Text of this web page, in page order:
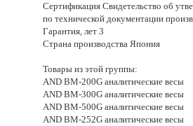
Сертификация Свидетельство об
по технической документации
Гарантия, лет 3
Страна производства Япония
Товары из этой группы:
AND BM-200G аналитические весы
AND BM-300G аналитические весы
AND BM-500G аналитические весы
AND BM-252G аналитические весы